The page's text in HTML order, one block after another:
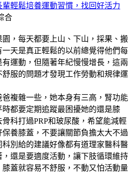
輕鬆培養運動習慣，找回好活力
合
，每天都要上山、下山，採果、搬
天是真正輕鬆的以前總覺得他們每
運動，但隨著年紀慢慢增長，這兩
服的問題才發現工作勞動和規律運
複雜一些，她本身有三高，腎功能
都要定期追蹤最困擾她的還是膝
科打過PRP和玻尿酸，希望能減輕
養膝蓋，不要讓關節負擔太大不過
別給的建議好像都有道理家醫科醫
還是要適度活動，讓下肢循環維持
蓋就容易不舒服，不動又怕活動量